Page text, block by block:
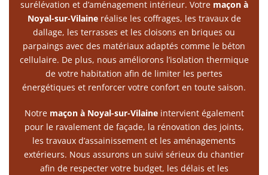
surélévation et d’aménagement intérieur. Votre maçon à
Noyal-sur-Vilaineréalise les coffrages, les travaux de
dallage, les terrasses et les cloisons en briques ou
parpaings avec des matériaux adaptés comme le béton
cellulaire. De plus, nous améliorons l’isolation thermique
de votre habitation afin de limiter les pertes
énergétiques et renforcer votre confort en toute saison.
Notre maçon à Noyal-sur-Vilaineintervient également
pour le ravalement de façade, la rénovation des joints,
les travaux d’assainissement et les aménagements
extérieurs. Nous assurons un suivi sérieux du chantier
afin de respecter votre budget, les délais et les